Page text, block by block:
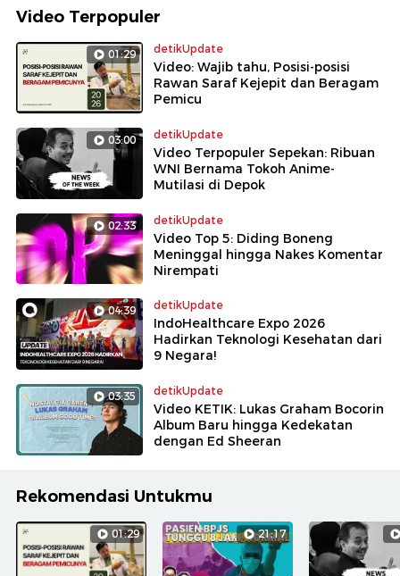
Video Terpopuler
01:29 detikUpdate
Video: Wajib tahu, Posisi-posisi
Rawan Saraf Kejepit dan Beragam
Pemicu
03:00 detikUpdate
Video Terpopuler Sepekan: Ribuan
WNI Bernama Tokoh Anime-
Mutilasi di Depok
02:33 detikUpdate
Video Top 5: Diding Boneng
Meninggal hingga Nakes Komentar
Nirempati
04:39 detikUpdate
IndoHealthcare Expo 2026
Hadirkan Teknologi Kesehatan dari
9 Negara!
03:35 detikUpdate
Video KETIK: Lukas Graham Bocorin
Album Baru hingga Kedekatan
dengan Ed Sheeran
Rekomendasi Untukmu
01:29 21:17